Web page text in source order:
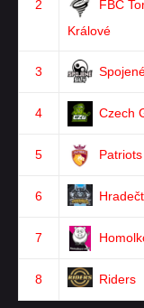
2
FBC
Králové
3
4 Czech
5 Patriots
6
7
8 Riders